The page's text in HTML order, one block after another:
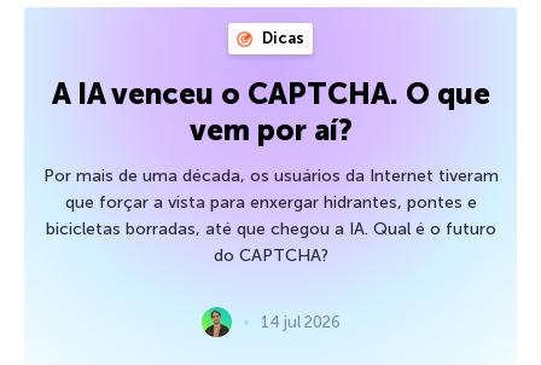
Dicas
A IA venceu o CAPTCHA. O que
vem por aí?
Por mais de uma década, os usuários da Internet tiveram
que forçar a vista para enxergar hidrantes, pontes e
bicicletas borradas, até que chegou a IA. Qual é o futuro
do CAPTCHA?
14 jul 2026